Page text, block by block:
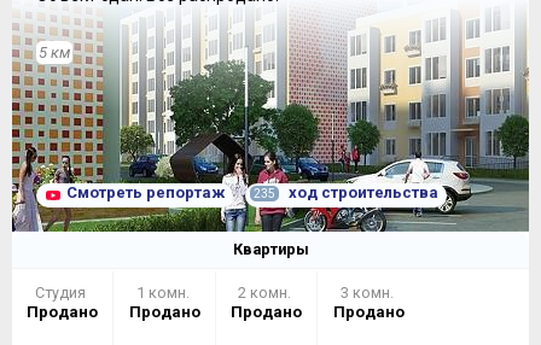
5 км
Смотреть репортаж 235 ход строительства
Квартиры
Студия
Продано
1 комн.
Продано
2 комн.
Продано
3 комн.
Продано